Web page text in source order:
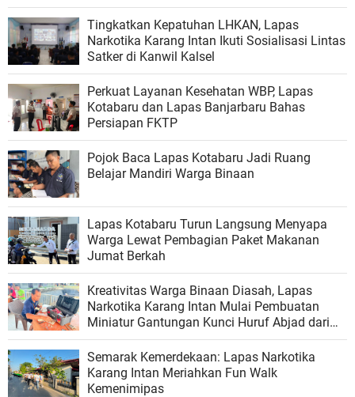
Tingkatkan Kepatuhan LHKAN, Lapas
Narkotika Karang Intan Ikuti Sosialisasi Lintas
Satker di Kanwil Kalsel
Perkuat Layanan Kesehatan WBP, Lapas
Kotabaru dan Lapas Banjarbaru Bahas
Persiapan FKTP
Pojok Baca Lapas Kotabaru Jadi Ruang
Belajar Mandiri Warga Binaan
Lapas Kotabaru Turun Langsung Menyapa
Warga Lewat Pembagian Paket Makanan
Jumat Berkah
Kreativitas Warga Binaan Diasah, Lapas
Narkotika Karang Intan Mulai Pembuatan
Miniatur Gantungan Kunci Huruf Abjad dari
Bambu
Semarak Kemerdekaan: Lapas Narkotika
Karang Intan Meriahkan Fun Walk
Kemenimipas